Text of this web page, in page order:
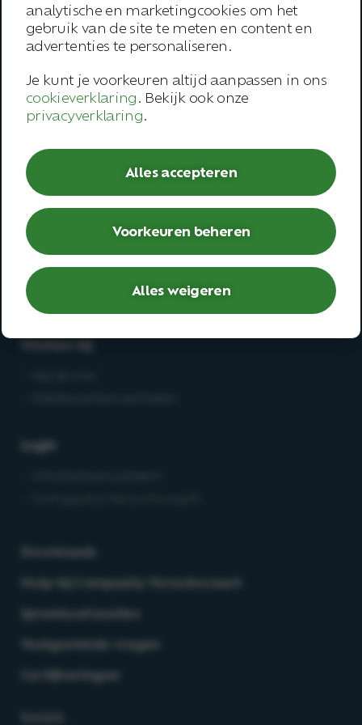
Over ons
Onze werkwijze
Trainingen
Inspiratie
Contact
Werknemer
– Open spreekuur
– Bedrijfsarts
– Second opinion
– Deskundigenoordeel
Login
Hulp bij Compasity Verzuimcoach
Spreekuurlocaties
Veelgestelde vragen
Certificeringen
analytische en marketingcookies om het
gebruik van de site te meten en content en
advertenties te personaliseren.
Je kunt je voorkeuren altijd aanpassen in ons
cookieverklaring. Bekijk ook onze
privacyverklaring.
Alles accepteren
Voorkeuren beheren
Alles weigeren